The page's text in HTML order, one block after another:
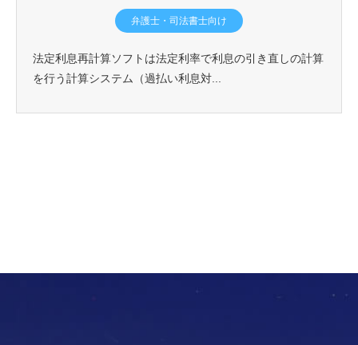
弁護士・司法書士向け
法定利息再計算ソフトは法定利率で利息の引き直しの計算
を行う計算システム（過払い利息対...